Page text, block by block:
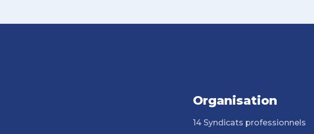
Organisation
14 Syndicats professionnels